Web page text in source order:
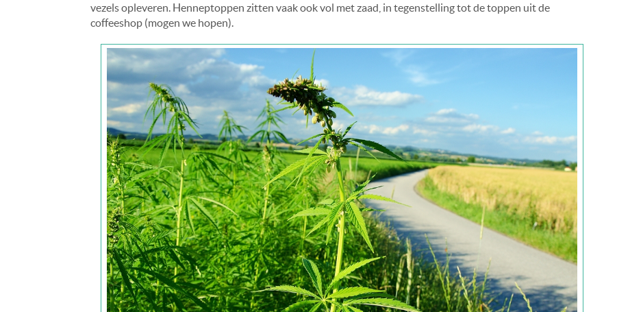
vezels opleveren. Henneptoppen zitten vaak ook vol met zaad, in tegenstelling tot de toppen uit de
coffeeshop (mogen we hopen).